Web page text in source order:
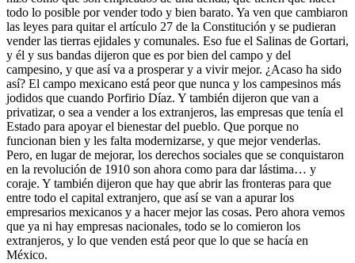
todo lo posible por vender todo y bien barato. Ya ven que cambiaron
las leyes para quitar el artículo 27 de la Constitución y se pudieran
vender las tierras ejidales y comunales. Eso fue el Salinas de Gortari,
y él y sus bandas dijeron que es por bien del campo y del
campesino, y que así va a prosperar y a vivir mejor. ¿Acaso ha sido
así? El campo mexicano está peor que nunca y los campesinos más
jodidos que cuando Porfirio Díaz. Y también dijeron que van a
privatizar, o sea a vender a los extranjeros, las empresas que tenía el
Estado para apoyar el bienestar del pueblo. Que porque no
funcionan bien y les falta modernizarse, y que mejor venderlas.
Pero, en lugar de mejorar, los derechos sociales que se conquistaron
en la revolución de 1910 son ahora como para dar lástima… y
coraje. Y también dijeron que hay que abrir las fronteras para que
entre todo el capital extranjero, que así se van a apurar los
empresarios mexicanos y a hacer mejor las cosas. Pero ahora vemos
que ya ni hay empresas nacionales, todo se lo comieron los
extranjeros, y lo que venden está peor que lo que se hacía en
México.